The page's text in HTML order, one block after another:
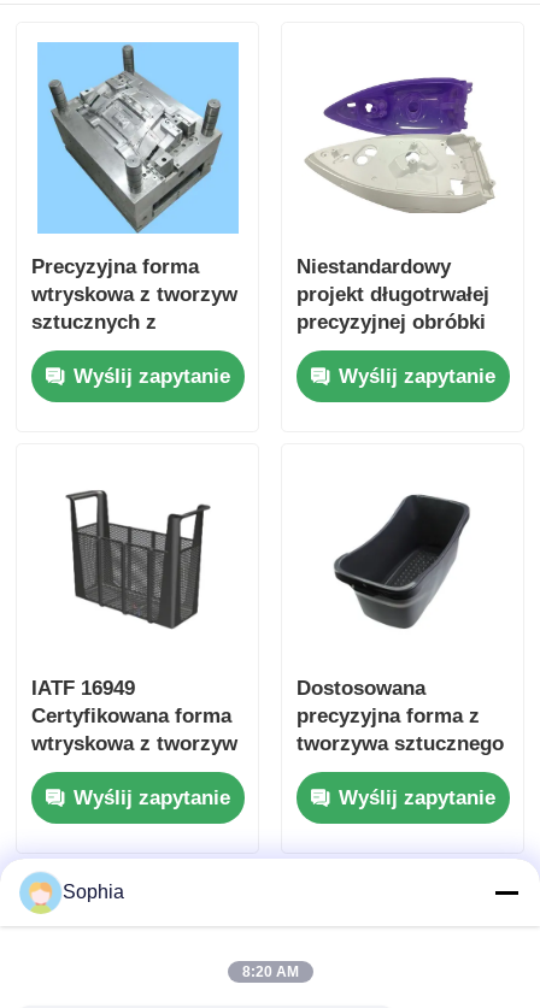
Precyzyjna forma
wtryskowa z tworzyw
sztucznych z
systemem gorącego
biegnika i tolerancją
±0,01 mm dla
domowego
Wyślij zapytanie
Niestandardowy
projekt długotrwałej
precyzyjnej obróbki
plastikowej
wtryskowej dla
urządzeń
Wyślij zapytanie
IATF 16949
Certyfikowana forma
wtryskowa z tworzyw
sztucznych o
długości trwania 1
miliona lat i system
biegu
ciepłego/zimnego dla
urządzeń
Wyślij zapytanie
Dostosowana
precyzyjna forma z
tworzywa sztucznego
do sprzętu AGD o
długiej żywotności
Wyślij zapytanie
Sophia
8:20 AM